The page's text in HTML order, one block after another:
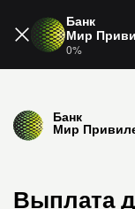
Банк
Мир
0%
Банк
Мир
Выплата